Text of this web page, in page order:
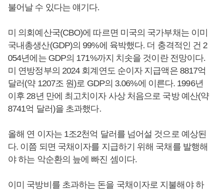
불어날 수 있다는 얘기다.
미 의회예산국(CBO)에 따르면 미국의 국가부채는 이미
국내총생산(GDP)의 99%에 육박했다. 더 충격적인 건 2
054년에는 GDP의 171%까지 치솟을 것이란 전망이다.
미 연방정부의 2024 회계연도 순이자 지급액은 8817억
달러(약 1207조 원)로 GDP의 3.06%에 이른다. 1996년
이후 28년 만에 최고치이자 사상 처음으로 국방 예산(약
8741억 달러)을 초과했다.
올해 연 이자는 1조2천억 달러를 넘어설 것으로 예상된
다. 이쯤 되면 국채이자를 지급하기 위해 국채를 발행해
야 하는 악순환의 늪에 빠진 셈이다.
이미 국방비를 초과하는 돈을 국채이자로 지불해야 하